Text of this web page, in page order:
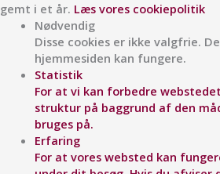
gemt i et år. Læs vores cookiepolitik
Nødvendig
Disse cookies er ikke valgfrie.
hjemmesiden kan fungere.
Statistik
For at vi kan forbedre
struktur på baggrund af den
bruges på.
Erfaring
For at vores websted kan